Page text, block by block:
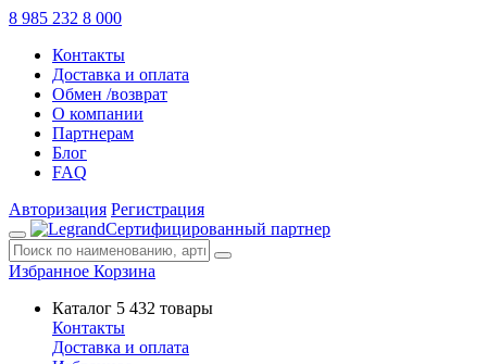
8 985 232 8 000
Контакты
Доставка и оплата
Обмен /возврат
О компании
Партнерам
Блог
FAQ
Авторизация Регистрация
Сертифицированный партнер
Избранное Корзина
Каталог 5 432 товары
Контакты
Доставка и оплата